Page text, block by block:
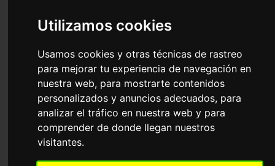
Utilizamos cookies
Usamos cookies y otras técnicas de rastreo
para mejorar tu experiencia de navegación en
nuestra web, para mostrarte contenidos
personalizados y anuncios adecuados, para
analizar el tráfico en nuestra web y para
comprender de donde llegan nuestros
visitantes.
en Recursos Humanos, Gestión
Laboral y Selección de Personal